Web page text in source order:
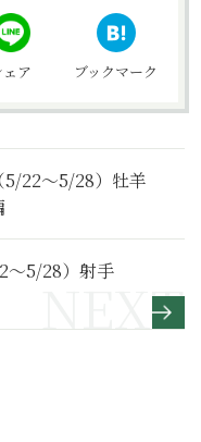
ェア ブックマーク
5/22～5/28）牡羊
～5/28）射手